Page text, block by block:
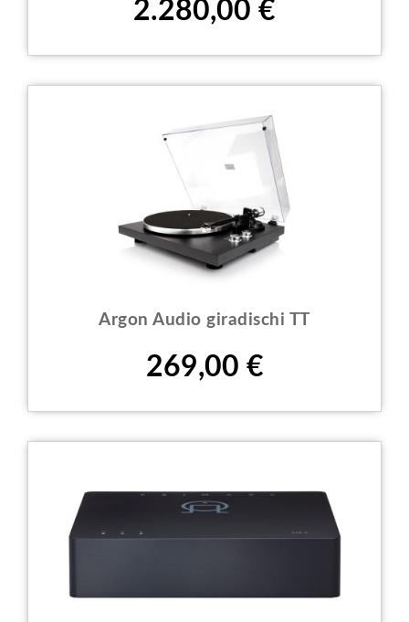
2.280,00 €
Argon Audio giradischi TT
Prezzo
269,00 €